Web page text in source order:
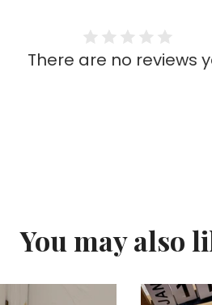
There are no reviews
You may also